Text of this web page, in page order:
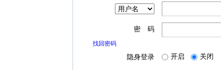
密 码
找回密码
隐身登录 开启 关闭